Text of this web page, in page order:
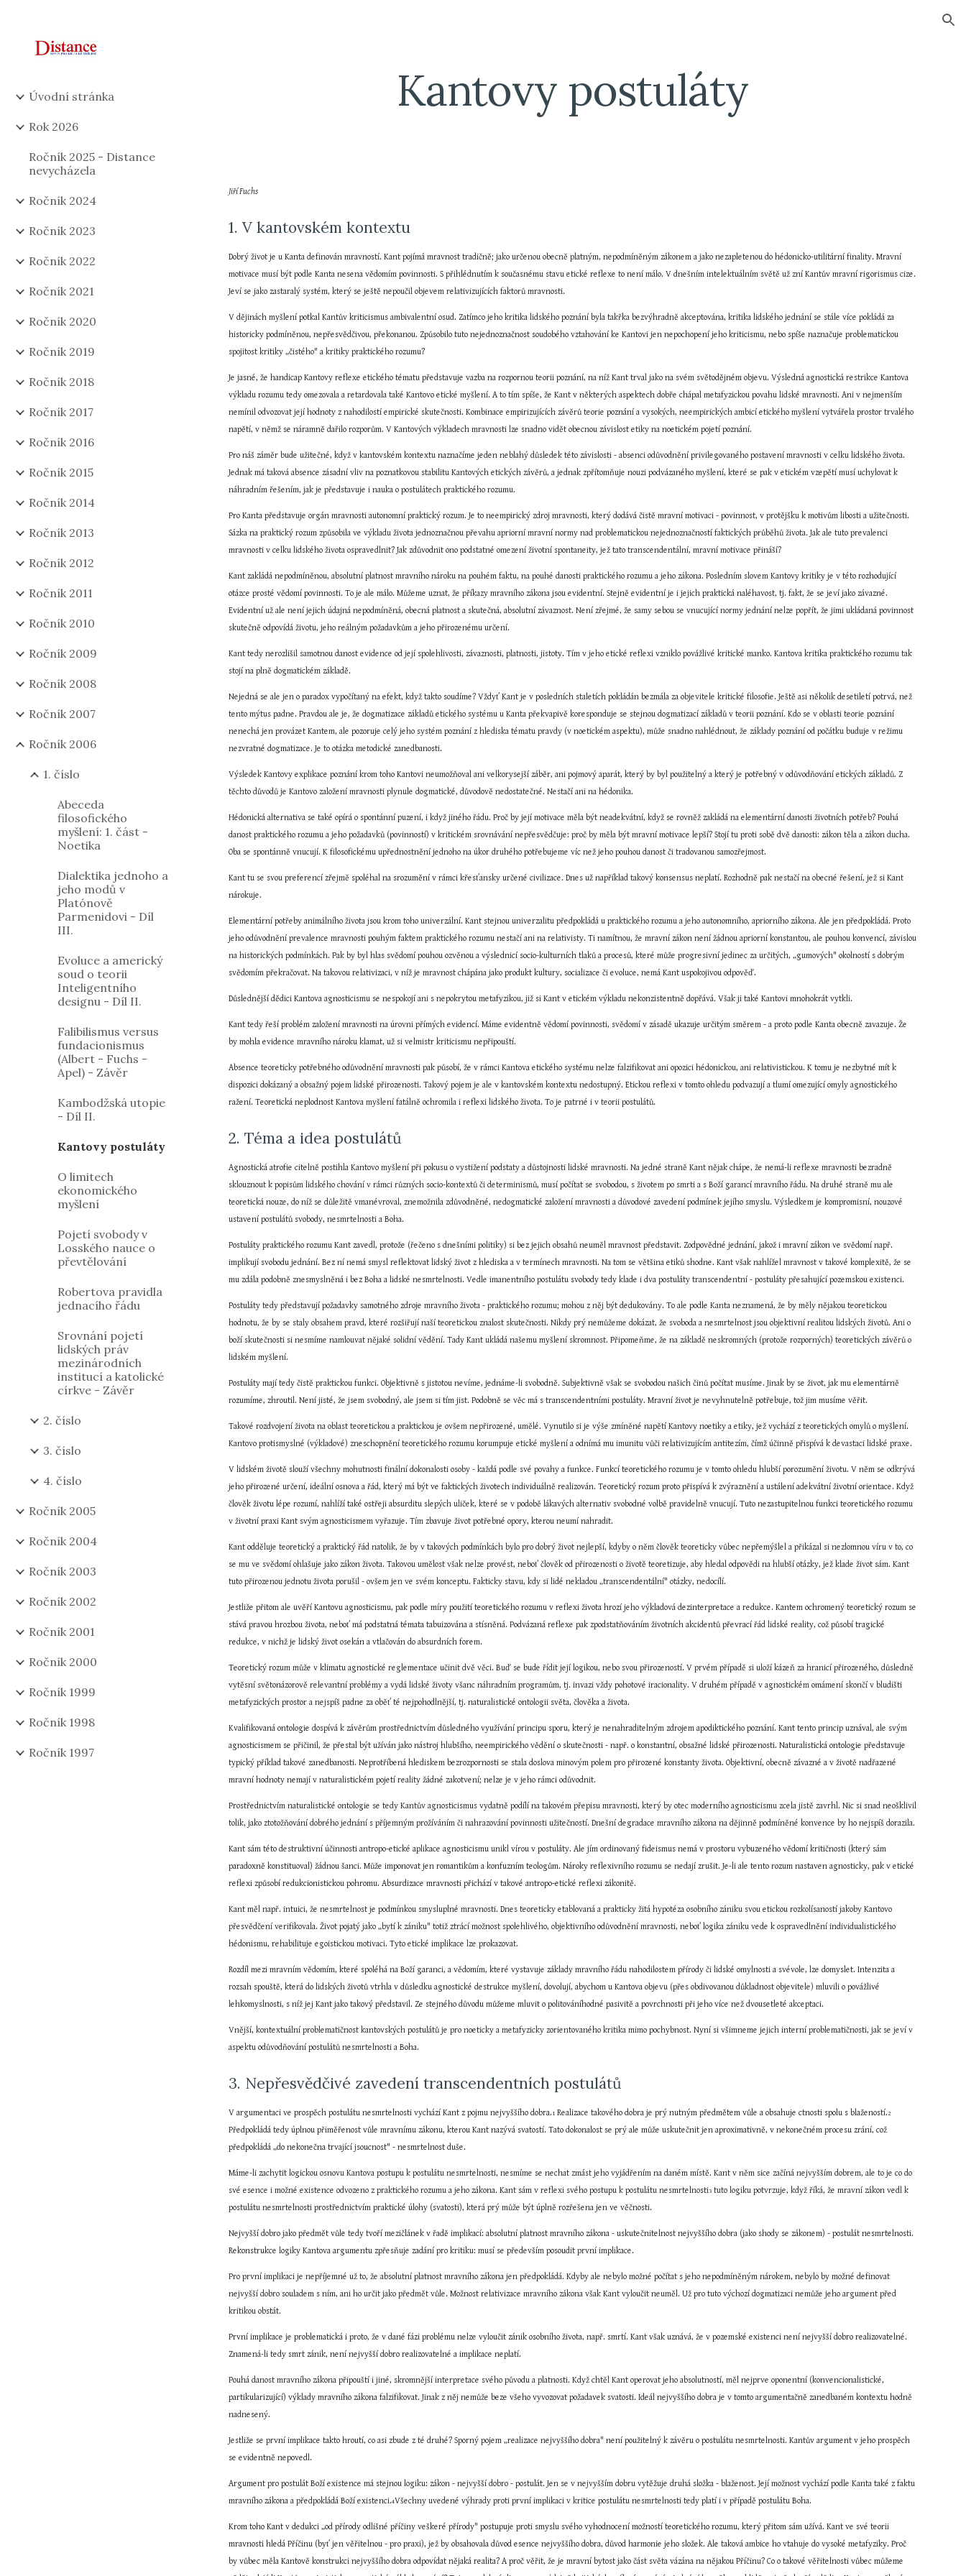
Úvodní stránka
Rok 2026
Ročník 2025 - Distance
nevycházela
Ročník 2024
Ročník 2023
Ročník 2022
Ročník 2021
Ročník 2020
Ročník 2019
Ročník 2018
Ročník 2017
Ročník 2016
Ročník 2015
Ročník 2014
Ročník 2013
Ročník 2012
Ročník 2011
Ročník 2010
Ročník 2009
Ročník 2008
Ročník 2007
Ročník 2006
1. číslo
Abeceda
filosofického
myšlení: 1. část -
Noetika
Dialektika jednoho a
jeho modů v
Platónově
Parmenidovi - Díl
III.
Evoluce a americký
soud o teorii
Inteligentního
designu - Díl II.
Falibilismus versus
fundacionismus
(Albert - Fuchs -
Apel) - Závěr
Kambodžská utopie
- Díl II.
Kantovy postuláty
O limitech
ekonomického
myšlení
Pojetí svobody v
Losského nauce o
převtělování
Robertova pravidla
jednacího řádu
Srovnání pojetí
lidských práv
mezinárodních
institucí a katolické
církve - Závěr
2. číslo
3. číslo
4. číslo
Ročník 2005
Ročník 2004
Ročník 2003
Ročník 2002
Ročník 2001
Ročník 2000
Ročník 1999
Ročník 1998
Ročník 1997
Kantovy postuláty
Jiří Fuchs
1. V kantovském kontextu
Dobrý život je u Kanta definován mravností. Kant pojímá mravnost tradičně; jako určenou obecně platným, nepodmíněným zákonem a jako nezapletenou do hédonicko-utilitární finality. Mravní
motivace musí být podle Kanta nesena vědomím povinnosti. S přihlédnutím k současnému stavu etické reflexe to není málo. V dnešním intelektuálním světě už zní Kantův mravní rigorismus cize.
Jeví se jako zastaralý systém, který se ještě nepoučil objevem relativizujících faktorů mravnosti.
V dějinách myšlení potkal Kantův kriticismus ambivalentní osud. Zatímco jeho kritika lidského poznání byla takřka bezvýhradně akceptována, kritika lidského jednání se stále více pokládá za
historicky podmíněnou, nepřesvědčivou, překonanou. Způsobilo tuto nejednoznačnost soudobého vztahování ke Kantovi jen nepochopení jeho kriticismu, nebo spíše naznačuje problematickou
spojitost kritiky „čistého" a kritiky praktického rozumu?
Je jasné, že handicap Kantovy reflexe etického tématu představuje vazba na rozpornou teorii poznání, na níž Kant trval jako na svém světodějném objevu. Výsledná agnostická restrikce Kantova
výkladu rozumu tedy omezovala a retardovala také Kantovo etické myšlení. A to tím spíše, že Kant v některých aspektech dobře chápal metafyzickou povahu lidské mravnosti. Ani v nejmenším
nemínil odvozovat její hodnoty z nahodilostí empirické skutečnosti. Kombinace empirizujících závěrů teorie poznání a vysokých, neempirických ambicí etického myšlení vytvářela prostor trvalého
napětí, v němž se náramně dařilo rozporům. V Kantových výkladech mravnosti lze snadno vidět obecnou závislost etiky na noetickém pojetí poznání.
Pro náš záměr bude užitečné, když v kantovském kontextu naznačíme jeden neblahý důsledek této závislosti - absenci odůvodnění privilegovaného postavení mravnosti v celku lidského života.
Jednak má taková absence zásadní vliv na poznatkovou stabilitu Kantových etických závěrů, a jednak zpřítomňuje nouzi podvázaného myšlení, které se pak v etickém vzepětí musí uchylovat k
náhradním řešením, jak je představuje i nauka o postulátech praktického rozumu.
Pro Kanta představuje orgán mravnosti autonomní praktický rozum. Je to neempirický zdroj mravnosti, který dodává čistě mravní motivaci - povinnost, v protějšku k motivům libosti a užitečnosti.
Sázka na praktický rozum způsobila ve výkladu života jednoznačnou převahu apriorní mravní normy nad problematickou nejednoznačností faktických průběhů života. Jak ale tuto prevalenci
mravnosti v celku lidského života ospravedlnit? Jak zdůvodnit ono podstatné omezení životní spontaneity, jež tato transcendentální, mravní motivace přináší?
Kant zakládá nepodmíněnou, absolutní platnost mravního nároku na pouhém faktu, na pouhé danosti praktického rozumu a jeho zákona. Posledním slovem Kantovy kritiky je v této rozhodující
otázce prosté vědomí povinnosti. To je ale málo. Můžeme uznat, že příkazy mravního zákona jsou evidentní. Stejně evidentní je i jejich praktická naléhavost, tj. fakt, že se jeví jako závazné.
Evidentní už ale není jejich údajná nepodmíněná, obecná platnost a skutečná, absolutní závaznost. Není zřejmé, že samy sebou se vnucující normy jednání nelze popřít, že jimi ukládaná povinnost
skutečně odpovídá životu, jeho reálným požadavkům a jeho přirozenému určení.
Kant tedy nerozlišil samotnou danost evidence od její spolehlivosti, závaznosti, platnosti, jistoty. Tím v jeho etické reflexi vzniklo povážlivé kritické manko. Kantova kritika praktického rozumu tak
stojí na plně dogmatickém základě.
Nejedná se ale jen o paradox vypočítaný na efekt, když takto soudíme? Vždyť Kant je v posledních staletích pokládán bezmála za objevitele kritické filosofie. Ještě asi několik desetiletí potrvá, než
tento mýtus padne. Pravdou ale je, že dogmatizace základů etického systému u Kanta překvapivě koresponduje se stejnou dogmatizací základů v teorii poznání. Kdo se v oblasti teorie poznání
nenechá jen provázet Kantem, ale pozoruje celý jeho systém poznání z hlediska tématu pravdy (v noetickém aspektu), může snadno nahlédnout, že základy poznání od počátku buduje v režimu
nezvratné dogmatizace. Je to otázka metodické zanedbanosti.
Výsledek Kantovy explikace poznání krom toho Kantovi neumožňoval ani velkorysejší záběr, ani pojmový aparát, který by byl použitelný a který je potřebný v odůvodňování etických základů. Z
těchto důvodů je Kantovo založení mravnosti plynule dogmatické, důvodově nedostatečné. Nestačí ani na hédonika.
Hédonická alternativa se také opírá o spontánní puzení, i když jiného řádu. Proč by její motivace měla být neadekvátní, když se rovněž zakládá na elementární danosti životních potřeb? Pouhá
danost praktického rozumu a jeho požadavků (povinností) v kritickém srovnávání nepřesvědčuje: proč by měla být mravní motivace lepší? Stojí tu proti sobě dvě danosti: zákon těla a zákon ducha.
Oba se spontánně vnucují. K filosofickému upřednostnění jednoho na úkor druhého potřebujeme víc než jeho pouhou danost či tradovanou samozřejmost.
Kant tu se svou preferencí zřejmě spoléhal na srozumění v rámci křesťansky určené civilizace. Dnes už například takový konsensus neplatí. Rozhodně pak nestačí na obecné řešení, jež si Kant
nárokuje.
Elementární potřeby animálního života jsou krom toho univerzální. Kant stejnou univerzalitu předpokládá u praktického rozumu a jeho autonomního, apriorního zákona. Ale jen předpokládá. Proto
jeho odůvodnění prevalence mravnosti pouhým faktem praktického rozumu nestačí ani na relativisty. Ti namítnou, že mravní zákon není žádnou apriorní konstantou, ale pouhou konvencí, závislou
na historických podmínkách. Pak by byl hlas svědomí pouhou ozvěnou a výslednicí socio-kulturních tlaků a procesů, které může progresivní jedinec za určitých, „gumových" okolností s dobrým
svědomím překračovat. Na takovou relativizaci, v níž je mravnost chápána jako produkt kultury, socializace či evoluce, nemá Kant uspokojivou odpověď.
Důslednější dědici Kantova agnosticismu se nespokojí ani s nepokrytou metafyzikou, již si Kant v etickém výkladu nekonzistentně dopřává. Však ji také Kantovi mnohokrát vytkli.
Kant tedy řeší problém založení mravnosti na úrovni přímých evidencí. Máme evidentně vědomí povinnosti, svědomí v zásadě ukazuje určitým směrem - a proto podle Kanta obecně zavazuje. Že
by mohla evidence mravního nároku klamat, už si velmistr kriticismu nepřipouští.
Absence teoreticky potřebného odůvodnění mravnosti pak působí, že v rámci Kantova etického systému nelze falzifikovat ani opozici hédonickou, ani relativistickou. K tomu je nezbytné mít k
dispozici dokázaný a obsažný pojem lidské přirozenosti. Takový pojem je ale v kantovském kontextu nedostupný. Etickou reflexi v tomto ohledu podvazují a tlumí omezující omyly agnostického
ražení. Teoretická neplodnost Kantova myšlení fatálně ochromila i reflexi lidského života. To je patrné i v teorii postulátů.
2. Téma a idea postulátů
Agnostická atrofie citelně postihla Kantovo myšlení při pokusu o vystižení podstaty a důstojnosti lidské mravnosti. Na jedné straně Kant nějak chápe, že nemá-li reflexe mravnosti bezradně
sklouznout k popisům lidského chování v rámci různých socio-kontextů či determinismů, musí počítat se svobodou, s životem po smrti a s Boží garancí mravního řádu. Na druhé straně mu ale
teoretická nouze, do níž se důležitě vmanévroval, znemožnila zdůvodněné, nedogmatické založení mravnosti a důvodové zavedení podmínek jejího smyslu. Výsledkem je kompromisní, nouzové
ustavení postulátů svobody, nesmrtelnosti a Boha.
Postuláty praktického rozumu Kant zavedl, protože (řečeno s dnešními politiky) si bez jejich obsahů neuměl mravnost představit. Zodpovědné jednání, jakož i mravní zákon ve svědomí např.
implikují svobodu jednání. Bez ní nemá smysl reflektovat lidský život z hlediska a v termínech mravnosti. Na tom se většina etiků shodne. Kant však nahlížel mravnost v takové komplexitě, že se
mu zdála podobně znesmyslněná i bez Boha a lidské nesmrtelnosti. Vedle imanentního postulátu svobody tedy klade i dva postuláty transcendentní - postuláty přesahující pozemskou existenci.
Postuláty tedy představují požadavky samotného zdroje mravního života - praktického rozumu; mohou z něj být dedukovány. To ale podle Kanta neznamená, že by měly nějakou teoretickou
hodnotu, že by se staly obsahem pravd, které rozšiřují naší teoretickou znalost skutečnosti. Nikdy prý nemůžeme dokázat, že svoboda a nesmrtelnost jsou objektivní realitou lidských životů. Ani o
boží skutečnosti si nesmíme namlouvat nějaké solidní vědění. Tady Kant ukládá našemu myšlení skromnost. Připomeňme, že na základě neskromných (protože rozporných) teoretických závěrů o
lidském myšlení.
Postuláty mají tedy čistě praktickou funkci. Objektivně s jistotou nevíme, jednáme-li svobodně. Subjektivně však se svobodou našich činů počítat musíme. Jinak by se život, jak mu elementárně
rozumíme, zhroutil. Není jisté, že jsem svobodný, ale jsem si tím jist. Podobně se věc má s transcendentními postuláty. Mravní život je nevyhnutelně potřebuje, tož jim musíme věřit.
Takové rozdvojení života na oblast teoretickou a praktickou je ovšem nepřirozené, umělé. Vynutilo si je výše zmíněné napětí Kantovy noetiky a etiky, jež vychází z teoretických omylů o myšlení.
Kantovo protismyslné (výkladové) zneschopnění teoretického rozumu korumpuje etické myšlení a odnímá mu imunitu vůči relativizujícím antitezím, čímž účinně přispívá k devastaci lidské praxe.
V lidském životě slouží všechny mohutnosti finální dokonalosti osoby - každá podle své povahy a funkce. Funkcí teoretického rozumu je v tomto ohledu hlubší porozumění životu. V něm se odkrývá
jeho přirozené určení, ideální osnova a řád, který má být ve faktických životech individuálně realizován. Teoretický rozum proto přispívá k zvýraznění a ustálení adekvátní životní orientace. Když
člověk životu lépe rozumí, nahlíží také ostřeji absurditu slepých uliček, které se v podobě lákavých alternativ svobodné volbě pravidelně vnucují. Tuto nezastupitelnou funkci teoretického rozumu
v životní praxi Kant svým agnosticismem vyřazuje. Tím zbavuje život potřebné opory, kterou neumí nahradit.
Kant odděluje teoretický a praktický řád natolik, že by v takových podmínkách bylo pro dobrý život nejlepší, kdyby o něm člověk teoreticky vůbec nepřemýšlel a přikázal si nezlomnou víru v to, co
se mu ve svědomí ohlašuje jako zákon života. Takovou umělost však nelze provést, neboť člověk od přirozenosti o životě teoretizuje, aby hledal odpovědi na hlubší otázky, jež klade život sám. Kant
tuto přirozenou jednotu života porušil - ovšem jen ve svém konceptu. Fakticky stavu, kdy si lidé nekladou „transcendentální" otázky, nedocílí.
Jestliže přitom ale uvěří Kantovu agnosticismu, pak podle míry použití teoretického rozumu v reflexi života hrozí jeho výkladová dezinterpretace a redukce. Kantem ochromený teoretický rozum se
stává pravou hrozbou života, neboť má podstatná témata tabuizována a stísněná. Podvázaná reflexe pak zpodstatňováním životních akcidentů převrací řád lidské reality, což působí tragické
redukce, v nichž je lidský život osekán a vtlačován do absurdních forem.
Teoretický rozum může v klimatu agnostické reglementace učinit dvě věci. Buď se bude řídit její logikou, nebo svou přirozeností. V prvém případě si uloží kázeň za hranicí přirozeného, důsledně
vytěsní světonázorově relevantní problémy a vydá lidské životy všanc náhradním programům, tj. invazi vždy pohotové iracionality. V druhém případě v agnostickém omámení skončí v bludišti
metafyzických prostor a nejspíš padne za oběť té nejpohodlnější, tj. naturalistické ontologii světa, člověka a života.
Kvalifikovaná ontologie dospívá k závěrům prostřednictvím důsledného využívání principu sporu, který je nenahraditelným zdrojem apodiktického poznání. Kant tento princip uznával, ale svým
agnosticismem se přičinil, že přestal být užíván jako nástroj hlubšího, neempirického vědění o skutečnosti - např. o konstantní, obsažné lidské přirozenosti. Naturalistická ontologie představuje
typický příklad takové zanedbanosti. Neprotříbená hlediskem bezrozpornosti se stala doslova minovým polem pro přirozené konstanty života. Objektivní, obecně závazné a v životě nadřazené
mravní hodnoty nemají v naturalistickém pojetí reality žádné zakotvení; nelze je v jeho rámci odůvodnit.
Prostřednictvím naturalistické ontologie se tedy Kantův agnosticismus vydatně podílí na takovém přepisu mravnosti, který by otec moderního agnosticismu zcela jistě zavrhl. Nic si snad neošklivil
tolik, jako ztotožňování dobrého jednání s příjemným prožíváním či nahrazování povinnosti užitečností. Dnešní degradace mravního zákona na dějinně podmíněné konvence by ho nejspíš dorazila.
Kant sám této destruktivní účinnosti antropo-etické aplikace agnosticismu unikl vírou v postuláty. Ale jím ordinovaný fideismus nemá v prostoru vybuzeného vědomí kritičnosti (který sám
paradoxně konstituoval) žádnou šanci. Může imponovat jen romantikům a konfuzním teologům. Nároky reflexivního rozumu se nedají zrušit. Je-li ale tento rozum nastaven agnosticky, pak v etické
reflexi způsobí redukcionistickou pohromu. Absurdizace mravnosti přichází v takové antropo-etické reflexi zákonitě.
Kant měl např. intuici, že nesmrtelnost je podmínkou smysluplné mravnosti. Dnes teoreticky etablovaná a prakticky žitá hypotéza osobního zániku svou etickou rozkolísaností jakoby Kantovo
přesvědčení verifikovala. Život pojatý jako „bytí k zániku" totiž ztrácí možnost spolehlivého, objektivního odůvodnění mravnosti, neboť logika zániku vede k ospravedlnění individualistického
hédonismu, rehabilituje egoistickou motivaci. Tyto etické implikace lze prokazovat.
Rozdíl mezi mravním vědomím, které spoléhá na Boží garanci, a vědomím, které vystavuje základy mravního řádu nahodilostem přírody či lidské omylnosti a svévole, lze domyslet. Intenzita a
rozsah spouště, která do lidských životů vtrhla v důsledku agnostické destrukce myšlení, dovolují, abychom u Kantova objevu (přes obdivovanou důkladnost objevitele) mluvili o povážlivé
lehkomyslnosti, s níž jej Kant jako takový představil. Ze stejného důvodu můžeme mluvit o politováníhodné pasivitě a povrchnosti při jeho více než dvousetleté akceptaci.
Vnější, kontextuální problematičnost kantovských postulátů je pro noeticky a metafyzicky zorientovaného kritika mimo pochybnost. Nyní si všimneme jejich interní problematičnosti, jak se jeví v
aspektu odůvodňování postulátů nesmrtelnosti a Boha.
3. Nepřesvědčivé zavedení transcendentních postulátů
V argumentaci ve prospěch postulátu nesmrtelnosti vychází Kant z pojmu nejvyššího dobra.1 Realizace takového dobra je prý nutným předmětem vůle a obsahuje ctnosti spolu s blažeností.2
Předpokládá tedy úplnou přiměřenost vůle mravnímu zákonu, kterou Kant nazývá svatostí. Tato dokonalost se prý ale může uskutečnit jen aproximativně, v nekonečném procesu zrání, což
předpokládá „do nekonečna trvající jsoucnost" - nesmrtelnost duše.
Máme-li zachytit logickou osnovu Kantova postupu k postulátu nesmrtelnosti, nesmíme se nechat zmást jeho vyjádřením na daném místě. Kant v něm sice začíná nejvyšším dobrem, ale to je co do
své esence i možné existence odvozeno z praktického rozumu a jeho zákona. Kant sám v reflexi svého postupu k postulátu nesmrtelnosti3 tuto logiku potvrzuje, když říká, že mravní zákon vedl k
postulátu nesmrtelnosti prostřednictvím praktické úlohy (svatosti), která prý může být úplně rozřešena jen ve věčnosti.
Nejvyšší dobro jako předmět vůle tedy tvoří mezičlánek v řadě implikací: absolutní platnost mravního zákona - uskutečnitelnost nejvyššího dobra (jako shody se zákonem) - postulát nesmrtelnosti.
Rekonstrukce logiky Kantova argumentu zpřesňuje zadání pro kritiku: musí se především posoudit první implikace.
Pro první implikaci je nepříjemné už to, že absolutní platnost mravního zákona jen předpokládá. Kdyby ale nebylo možné počítat s jeho nepodmíněným nárokem, nebylo by možné definovat
nejvyšší dobro souladem s ním, ani ho určit jako předmět vůle. Možnost relativizace mravního zákona však Kant vyloučit neuměl. Už pro tuto výchozí dogmatizaci nemůže jeho argument před
kritikou obstát.
První implikace je problematická i proto, že v dané fázi problému nelze vyloučit zánik osobního života, např. smrtí. Kant však uznává, že v pozemské existenci není nejvyšší dobro realizovatelné.
Znamená-li tedy smrt zánik, není nejvyšší dobro realizovatelné a implikace neplatí.
Pouhá danost mravního zákona připouští i jiné, skromnější interpretace svého původu a platnosti. Když chtěl Kant operovat jeho absolutností, měl nejprve oponentní (konvencionalistické,
partikularizující) výklady mravního zákona falzifikovat. Jinak z něj nemůže beze všeho vyvozovat požadavek svatosti. Ideál nejvyššího dobra je v tomto argumentačně zanedbaném kontextu hodně
nadnesený.
Jestliže se první implikace takto hroutí, co asi zbude z té druhé? Sporný pojem „realizace nejvyššího dobra" není použitelný k závěru o postulátu nesmrtelnosti. Kantův argument v jeho prospěch
se evidentně nepovedl.
Argument pro postulát Boží existence má stejnou logiku: zákon - nejvyšší dobro - postulát. Jen se v nejvyšším dobru vytěžuje druhá složka - blaženost. Její možnost vychází podle Kanta také z faktu
mravního zákona a předpokládá Boží existenci.4Všechny uvedené výhrady proti první implikaci v kritice postulátu nesmrtelnosti tedy platí i v případě postulátu Boha.
Krom toho Kant v dedukci „od přírody odlišné příčiny veškeré přírody" postupuje proti smyslu svého vyhodnocení možností teoretického rozumu, který přitom sám užívá. Kant ve své teorii
mravnosti hledá Příčinu (byť jen věřitelnou - pro praxi), jež by obsahovala důvod esence nejvyššího dobra, důvod harmonie jeho složek. Ale taková ambice ho vtahuje do vysoké metafyziky. Proč
by vůbec měla Kantově konstrukci nejvyššího dobra odpovídat nějaká realita? A proč věřit, že je mravní bytost jako část světa vázána na nějakou Příčinu? Co o takové věřitelnosti vůbec můžeme